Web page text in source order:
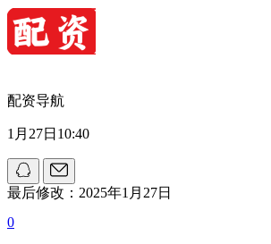
配资导航
1月27日10:40
最后修改：2025年1月27日
0